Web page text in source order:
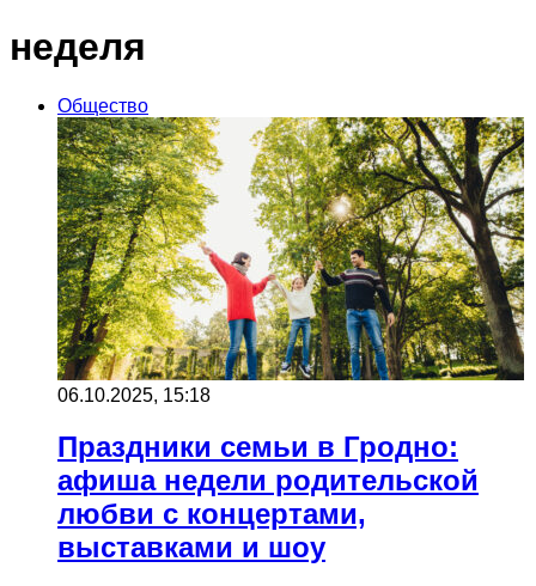
неделя
Общество
06.10.2025, 15:18
Праздники семьи в Гродно:
афиша недели родительской
любви с концертами,
выставками и шоу